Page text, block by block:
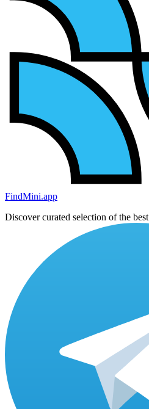
FindMini.app
Discover curated selection of the best